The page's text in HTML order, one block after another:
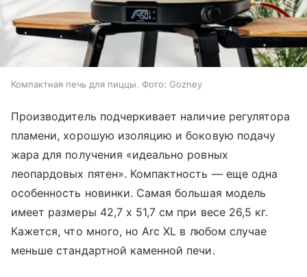
Компактная печь для пиццы. Фото: Gozney
Производитель подчеркивает наличие регулятора
пламени, хорошую изоляцию и боковую подачу
жара для получения «идеально ровных
леопардовых пятен». Компактность — еще одна
особенность новинки. Самая большая модель
имеет размеры 42,7 x 51,7 см при весе 26,5 кг.
Кажется, что много, но Arc XL в любом случае
меньше стандартной каменной печи.